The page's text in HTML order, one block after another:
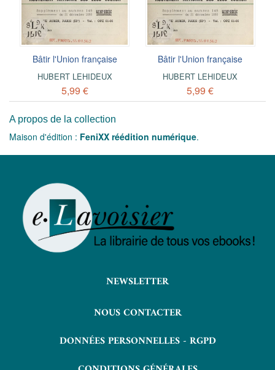
Bâtir l'Union française
HUBERT LEHIDEUX
5,99 €
Bâtir l'Union française
HUBERT LEHIDEUX
5,99 €
A propos de la collection
Maison d'édition : FeniXX réédition numérique.
NEWSLETTER
NOUS CONTACTER
DONNÉES PERSONNELLES - RGPD